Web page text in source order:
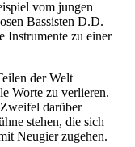
vom jungen
Bassisten D.D.
Instrumente zu einer
der Welt
Worte zu verlieren.
darüber
stehen, die sich
Neugier zugehen.